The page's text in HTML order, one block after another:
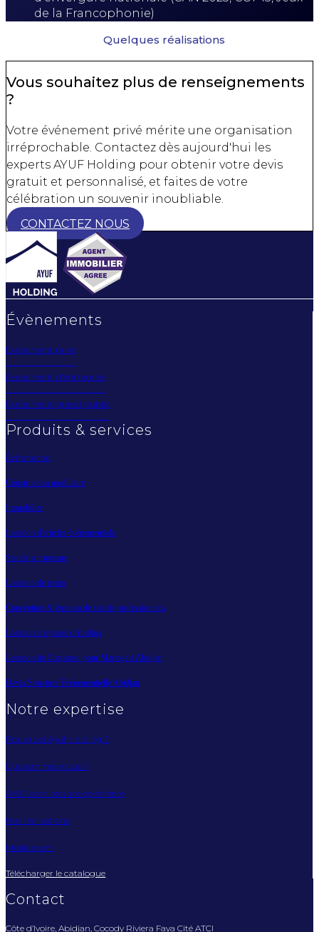
de la Francophonie)
Quelques réalisations
Vous souhaitez plus de renseignements
?
Votre événement privé mérite une organisation
irréprochable. Contactez dès aujourd'hui les
experts AYUF Holding pour obtenir votre devis
gratuit et personnalisé, et faites de votre
célébration un souvenir inoubliable.
CONTACTEZ NOUS
Évènements
Évènement privé
Évènement d'entreprise
Évènement grand public
Produits & services
Évènementiel
Construction modulaire
Immobilier
Location d'articles évènementiels
Stands sur mesure
Location de tentes
Conception & location de stands professionnels
Location chapiteaux Abidjan
Location de Chapiteau pour Mariage à Abidjan
Devis Structure Événementielle Abidjan
Notre expertise
Pourquoi Ayuf Holding ?
Qui sommes-nous ?
AYUF architecture éphémère
Nos réalisations
Mediaroom
Télécharger le catalogue
Contact
Côte d’Ivoire, Abidjan, Cocody Riviera Faya Cité ATCI